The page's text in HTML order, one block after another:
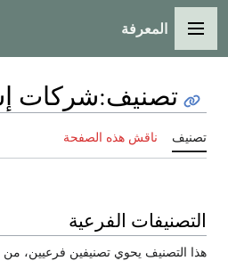
القائمة الرئيسية
المعرفة
تصنيف:شركات
تصنيف ناقش هذه الصفحة
التصنيفات الفرعية
هذا التصنيف يحوي تصنيفين فرعيين، من